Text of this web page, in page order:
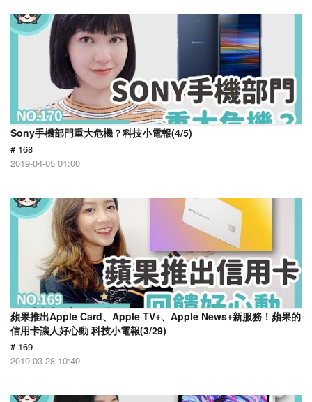
Sony手機部門重大危機？科技小電報(4/5)
# 168
2019-04-05 01:00
蘋果推出Apple Card、Apple TV+、Apple News+新服務！蘋果的
信用卡讓人好心動 科技小電報(3/29)
# 169
2019-03-28 10:40